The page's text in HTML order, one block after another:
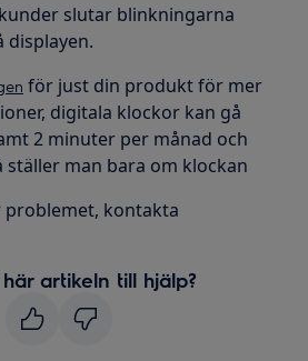
slutar blinkningarna
displayen.
för just din produkt för mer
digitala klockor kan gå
2 minuter per månad och
ställer man bara om klockan
problemet, kontakta
artikeln till hjälp?